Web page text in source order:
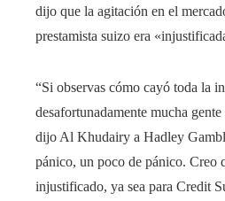
dijo que la agitación en el
prestamista suizo era
“Si observas cómo cayó toda la
desafortunadamente mucha
dijo Al Khudairy a Hadley
pánico, un poco de pánico. Creo
injustificado, ya sea para Credit